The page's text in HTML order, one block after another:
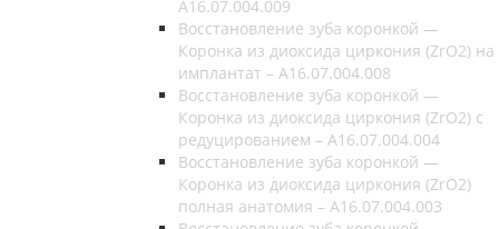
A16.07.004.009
Восстановление зуба коронкой —
Коронка из диоксида циркония (ZrO2) на
имплантат – A16.07.004.008
Восстановление зуба коронкой —
Коронка из диоксида циркония (ZrO2) c
редуцированием – A16.07.004.004
Восстановление зуба коронкой —
Коронка из диоксида циркония (ZrO2)
полная анатомия – A16.07.004.003